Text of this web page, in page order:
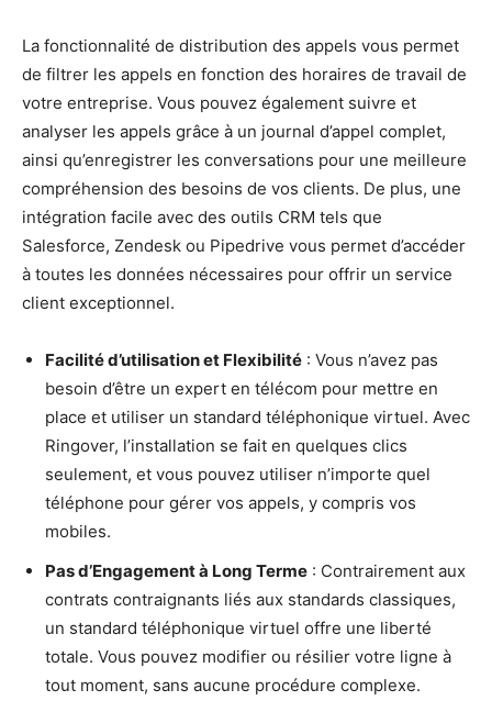
La fonctionnalité de distribution des appels vous permet
de filtrer les appels en fonction des horaires de travail de
votre entreprise. Vous pouvez également suivre et
analyser les appels grâce à un journal d’appel complet,
ainsi qu’enregistrer les conversations pour une meilleure
compréhension des besoins de vos clients. De plus, une
intégration facile avec des outils CRM tels que
Salesforce, Zendesk ou Pipedrive vous permet d’accéder
à toutes les données nécessaires pour offrir un service
client exceptionnel.
Facilité d’utilisation et Flexibilité : Vous n’avez pas
besoin d’être un expert en télécom pour mettre en
place et utiliser un standard téléphonique virtuel. Avec
Ringover, l’installation se fait en quelques clics
seulement, et vous pouvez utiliser n’importe quel
téléphone pour gérer vos appels, y compris vos
mobiles.
Pas d’Engagement à Long Terme : Contrairement aux
contrats contraignants liés aux standards classiques,
un standard téléphonique virtuel offre une liberté
totale. Vous pouvez modifier ou résilier votre ligne à
tout moment, sans aucune procédure complexe.